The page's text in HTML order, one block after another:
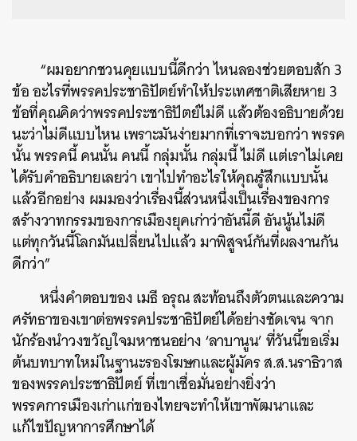
“ผมอยากชวนคุยแบบนี้ดีกว่า ไหนลองช่วยตอบสัก 3
ข้อ อะไรที่พรรคประชาธิปัตย์ทำให้ประเทศชาติเสียหาย 3
ข้อที่คุณคิดว่าพรรคประชาธิปัตย์ไม่ดี แล้วต้องอธิบายด้วย
นะว่าไม่ดีแบบไหน เพราะมันง่ายมากที่เราจะบอกว่า พรรค
นั้น พรรคนี้ คนนั้น คนนี้ กลุ่มนั้น กลุ่มนี้ ไม่ดี แต่เราไม่เคย
ได้รับคำอธิบายเลยว่า เขาไปทำอะไรให้คุณรู้สึกแบบนั้น
แล้วอีกอย่าง ผมมองว่าเรื่องนี้ส่วนหนึ่งเป็นเรื่องของการ
สร้างวาทกรรมของการเมืองยุคเก่าว่าอันนี้ดี อันนู้นไม่ดี
แต่ทุกวันนี้โลกมันเปลี่ยนไปแล้ว มาพิสูจน์กันที่ผลงานกัน
ดีกว่า”
หนึ่งคำตอบของ เมธี อรุณ สะท้อนถึงตัวตนและความ
ศรัทธาของเขาต่อพรรคประชาธิปัตย์ได้อย่างชัดเจน จาก
นักร้องนำวงขวัญใจมหาชนอย่าง ‘ลาบานูน’ ที่วันนี้ขอเริ่ม
ต้นบทบาทใหม่ในฐานะรองโฆษกและผู้มัคร ส.ส.นราธิวาส
ของพรรคประชาธิปัตย์ ที่เขาเชื่อมั่นอย่างยิ่งว่า
พรรคการเมืองเก่าแก่ของไทยจะทำให้เขาพัฒนาและ
แก้ไขปัญหาการศึกษาได้